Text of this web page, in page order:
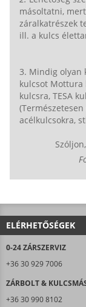
másoltatni,
záralkatrészek
ill. a kulcs
3. Mindig olyan
kulcsot Mottura
kulcsra, TESA
acélkulcsokra,
ELÉRHETŐSÉGEK
0-24 ZÁRSZERVIZ
+36 30 929 7006
ZÁRBOLT &
+36 30 990 8102